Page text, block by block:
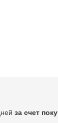
за счет